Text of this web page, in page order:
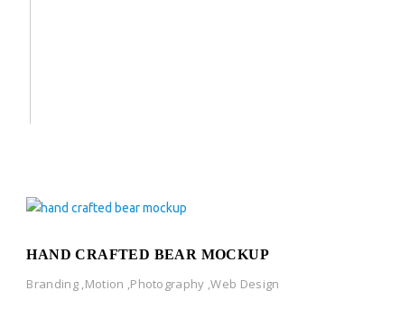
HAND CRAFTED BEAR MOCKUP
Branding,Motion ,Photography ,Web Design